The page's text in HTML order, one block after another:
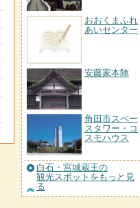
おおくまふれ
あいセンター
安藤家本陣
角田市スペー
スタワー・コ
スモハウス
白石・宮城蔵王の
観光スポットをもっと見
る